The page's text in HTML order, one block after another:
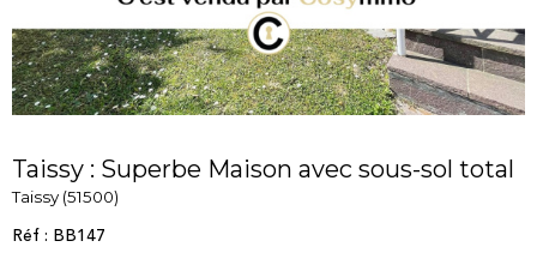
Taissy : Superbe Maison avec sous-sol total
Taissy (51500)
Réf : BB147